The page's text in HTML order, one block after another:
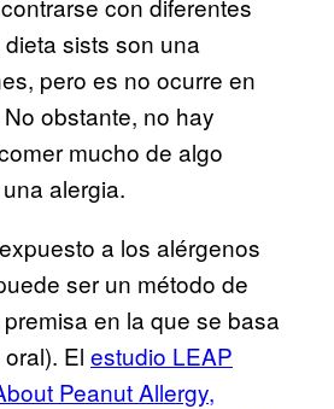
sists son una
pero es no ocurre en
obstante, no hay
mucho de algo
alergia.
a los alérgenos
ser un método de
en la que se basa
El estudio LEAP
Peanut Allergy,